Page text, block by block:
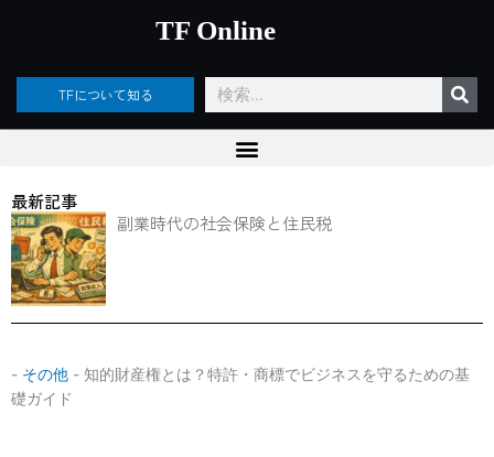
ッ
TF Online
TFについて知る
検
索
最新記事
副業時代の社会保険と住民税
- その他 - 知的財産権とは？特許・商標でビジネスを守るための基
礎ガイド